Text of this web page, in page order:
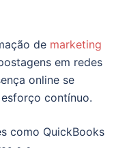
de marketing
em redes
online se
contínuo.
como QuickBooks